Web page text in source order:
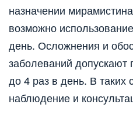
назначении
возможно
день. Осложнения и
заболеваний допускают
до 4 раз в день. В таких
наблюдение и